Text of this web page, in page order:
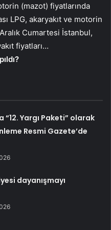
(mazot) fiyatlarında
LPG, akaryakıt ve motorin
Cumartesi İstanbul,
fiyatları…
“12. Yargı Paketi” olarak
Resmi Gazete’de
dayanışmayı